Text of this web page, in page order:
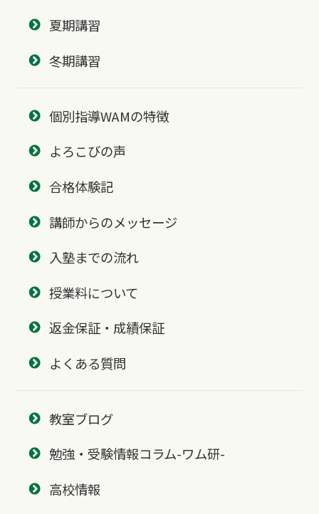
夏期講習
冬期講習
個別指導WAMの特徴
よろこびの声
合格体験記
講師からのメッセージ
入塾までの流れ
授業料について
返金保証・成績保証
よくある質問
教室ブログ
勉強・受験情報コラム-ワム研-
高校情報